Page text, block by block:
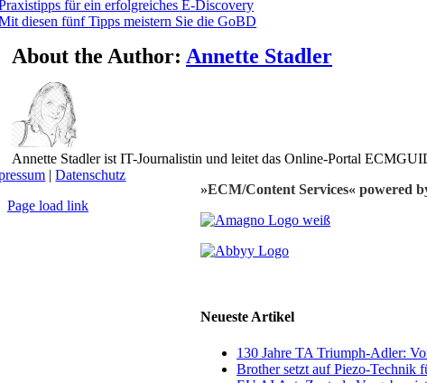
für ein erfolgreiches E-Discovery
diesen fünf Tipps meistern Sie die GoBD
About the Author:Annette Stadler
Annette Stadler ist IT-Journalistin und leitet das Online-Portal
»ECM/Content Services« powered
Neueste Artikel
130 Jahre TA Triumph-Adler:
Brother setzt auf Piezo-Technik
|Datenschutz
Page load link